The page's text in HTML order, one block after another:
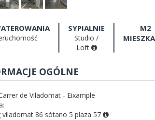
SYPIALNIE
Studio /
Loft
M2
OGÓLNE
de Viladomat - Eixample
viladomat 86 sótano 5 plaza 57